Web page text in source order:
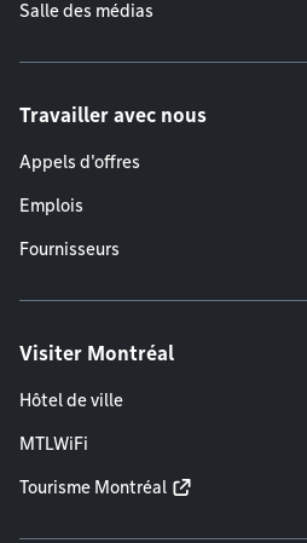
Salle des médias
Travailler avec nous
Appels d'offres
Emplois
Fournisseurs
Visiter Montréal
Hôtel de ville
MTLWiFi
Tourisme Montréal